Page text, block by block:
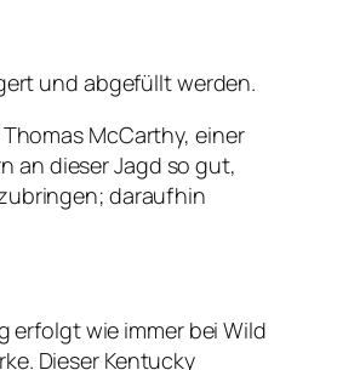
und abgefüllt werden.
McCarthy, einer
an dieser Jagd so gut,
daraufhin
erfolgt wie immer bei Wild
Dieser Kentucky